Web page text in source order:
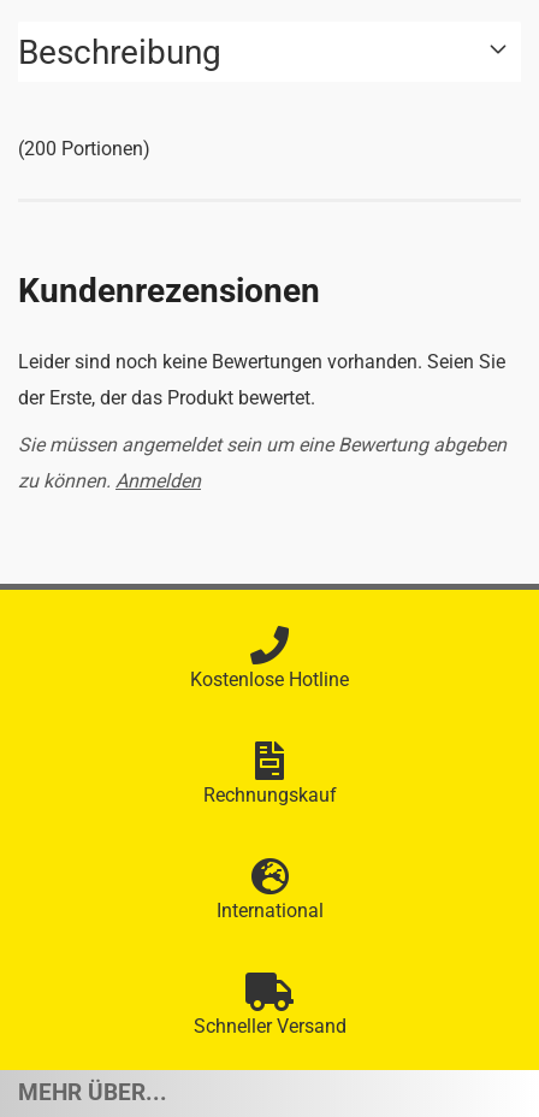
Beschreibung
(200 Portionen)
Kundenrezensionen
Leider sind noch keine Bewertungen vorhanden. Seien Sie
der Erste, der das Produkt bewertet.
Sie müssen angemeldet sein um eine Bewertung abgeben
zu können. Anmelden
Kostenlose Hotline
Rechnungskauf
International
Schneller Versand
MEHR ÜBER...